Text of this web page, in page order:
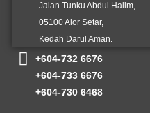
Jalan Tunku Abdul Halim,
05100 Alor Setar,
Kedah Darul Aman.
+604-732 6676
+604-733 6676
+604-730 6468